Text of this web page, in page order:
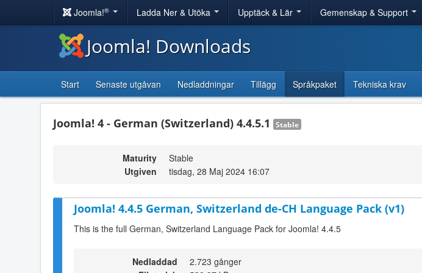
Joomla!® Ladda Ner & Utöka Upptäck & Lär Gemenskap & Support
Joomla! Downloads
Start Senaste utgåvan Nedladdningar Tillägg Språkpaket Tekniska krav
Joomla! 4 - German (Switzerland) 4.4.5.1 Stable
Maturity
Stable
Utgiven
tisdag, 28 Maj 2024 16:07
Joomla! 4.4.5 German, Switzerland de-CH Language Pack (v1)
This is the full German, Switzerland Language Pack for Joomla! 4.4.5
Nedladdad
2.723 gånger